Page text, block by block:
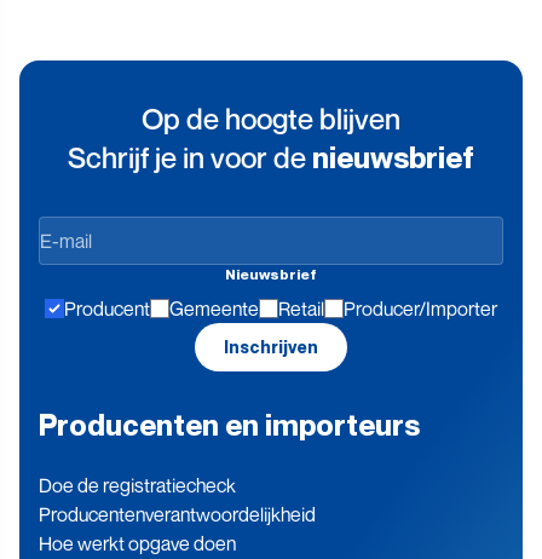
Op de hoogte blijven
Schrijf je in voor de nieuwsbrief
Op
de
blijven
Nieuwsbrief
Producent Gemeente Retail Producer/Importer
Inschrijven
Producenten en importeurs
Doe de registratiecheck
Producenten­verantwoordelijkheid
Hoe werkt opgave doen